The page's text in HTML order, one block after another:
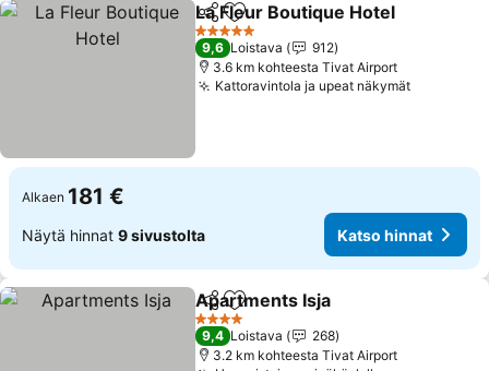
Jaa Lisää suosikkeihin
La Fleur Boutique Hotel
5 Tähtiluokitus
9,6 Loistava
912
3.6 km kohteesta Tivat Airport
Kattoravintola ja upeat näkymätKatso
Alkaen 181 €
Näytä hinnat 9 sivustolta Katso hinnat
Jaa Lisää suosikkeihin
Apartments Isja
4 Tähtiluokitus
9,4 Loistava
268
3.2 km kohteesta Tivat Airport